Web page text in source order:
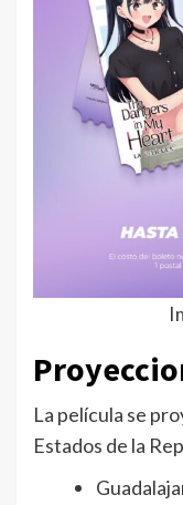
La película se
Estados de la